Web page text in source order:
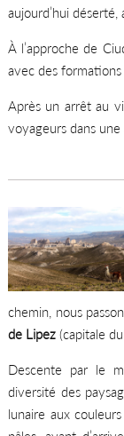
aujourd’hui déserté,
À l’approche de
avec des formations
Après un arrêt au
voyageurs dans
chemin, nous
de Lipez(capitale du
Descente par le
diversité des
lunaire aux